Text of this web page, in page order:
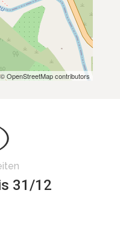
OpenStreetMap contributors
31/12